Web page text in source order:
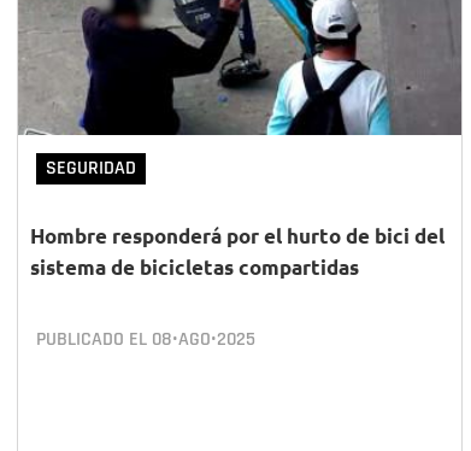
SEGURIDAD
Hombre responderá por el hurto de bici del
sistema de bicicletas compartidas
PUBLICADO EL 08•AGO•2025